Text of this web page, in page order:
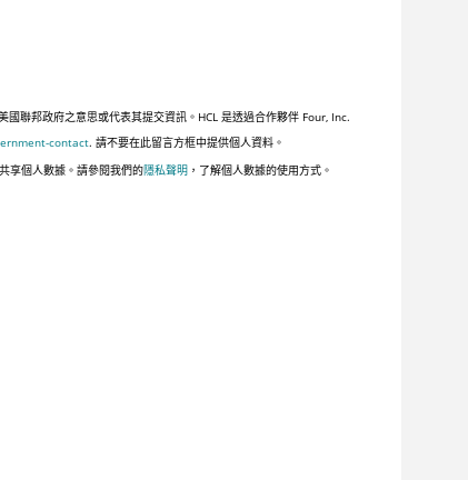
聯邦政府之意思或代表其提交資訊。HCL 是透過合作夥伴 Four, Inc.
contact. 請不要在此留言方框中提供個人資料。
享個人數據。請參閱我們的隱私聲明 ，了解個人數據的使用方式。